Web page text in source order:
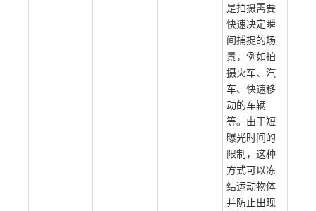
是拍摄需要
快速决定瞬
间捕捉的场
景，例如拍
摄火车、汽
车、快速移
动的车辆
等。由于短
曝光时间的
限制，这种
方式可以冻
结运动物体
并防止出现